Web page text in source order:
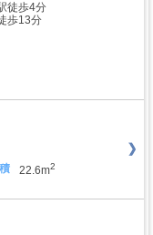
徒歩4分
歩13分
22.6m2